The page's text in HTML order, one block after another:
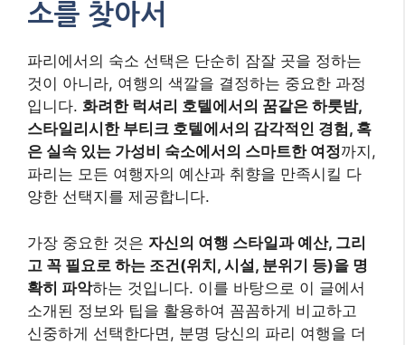
소를 찾아서
파리에서의 숙소 선택은 단순히 잠잘 곳을 정하는
것이 아니라, 여행의 색깔을 결정하는 중요한 과정
입니다. 화려한 럭셔리 호텔에서의 꿈같은 하룻밤,
스타일리시한 부티크 호텔에서의 감각적인 경험, 혹
은 실속 있는 가성비 숙소에서의 스마트한 여정까지,
파리는 모든 여행자의 예산과 취향을 만족시킬 다
양한 선택지를 제공합니다.
가장 중요한 것은 자신의 여행 스타일과 예산, 그리
고 꼭 필요로 하는 조건(위치, 시설, 분위기 등)을 명
확히 파악하는 것입니다. 이를 바탕으로 이 글에서
소개된 정보와 팁을 활용하여 꼼꼼하게 비교하고
신중하게 선택한다면, 분명 당신의 파리 여행을 더